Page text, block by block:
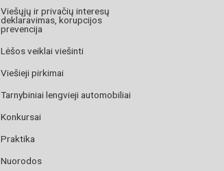
Viešųjų ir privačių interesų
deklaravimas, korupcijos
prevencija
Lėšos veiklai viešinti
Viešieji pirkimai
Tarnybiniai lengvieji automobiliai
Konkursai
Praktika
Nuorodos